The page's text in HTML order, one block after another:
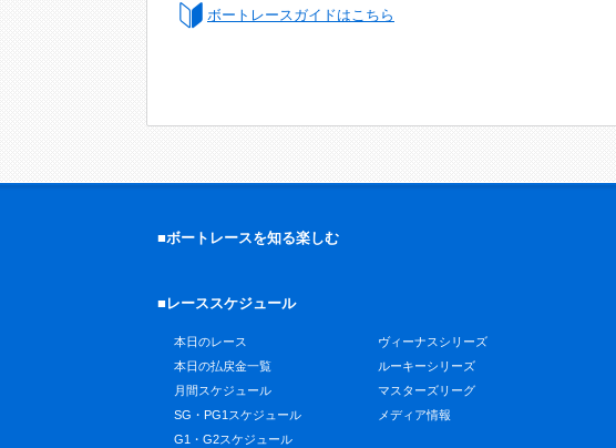
ボートレースガイドはこちら
■ボートレースを知る楽しむ
■レーススケジュール
本日のレース
本日の払戻金一覧
月間スケジュール
SG・PG1スケジュール
G1・G2スケジュール
ヴィーナスシリーズ
ルーキーシリーズ
マスターズリーグ
メディア情報